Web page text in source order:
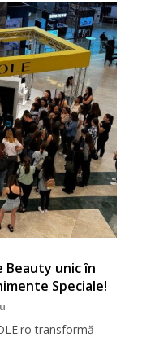
Beauty unic în
Speciale!
transformă